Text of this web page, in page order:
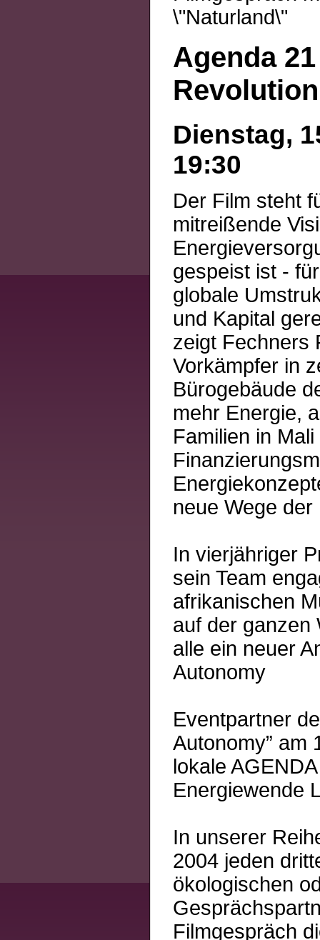
\"Naturland\"
Agenda
Revolution
Dienstag,
19:30
Der Film steht
mitreißende
gespeist ist -
globale
und Kapital
zeigt Fechners
Vorkämpfer in
Bürogebäude
mehr Energie,
Familien in
neue Wege der
In vierjähriger
sein Team
afrikanischen
auf der ganzen
alle ein neuer
Autonomy
Eventpartner
Autonomy” am
lokale
Energiewende
In unserer
2004 jeden
ökologischen
Filmgespräch